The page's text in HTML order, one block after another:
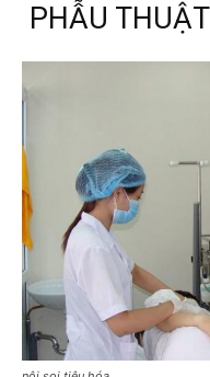
PHẪU